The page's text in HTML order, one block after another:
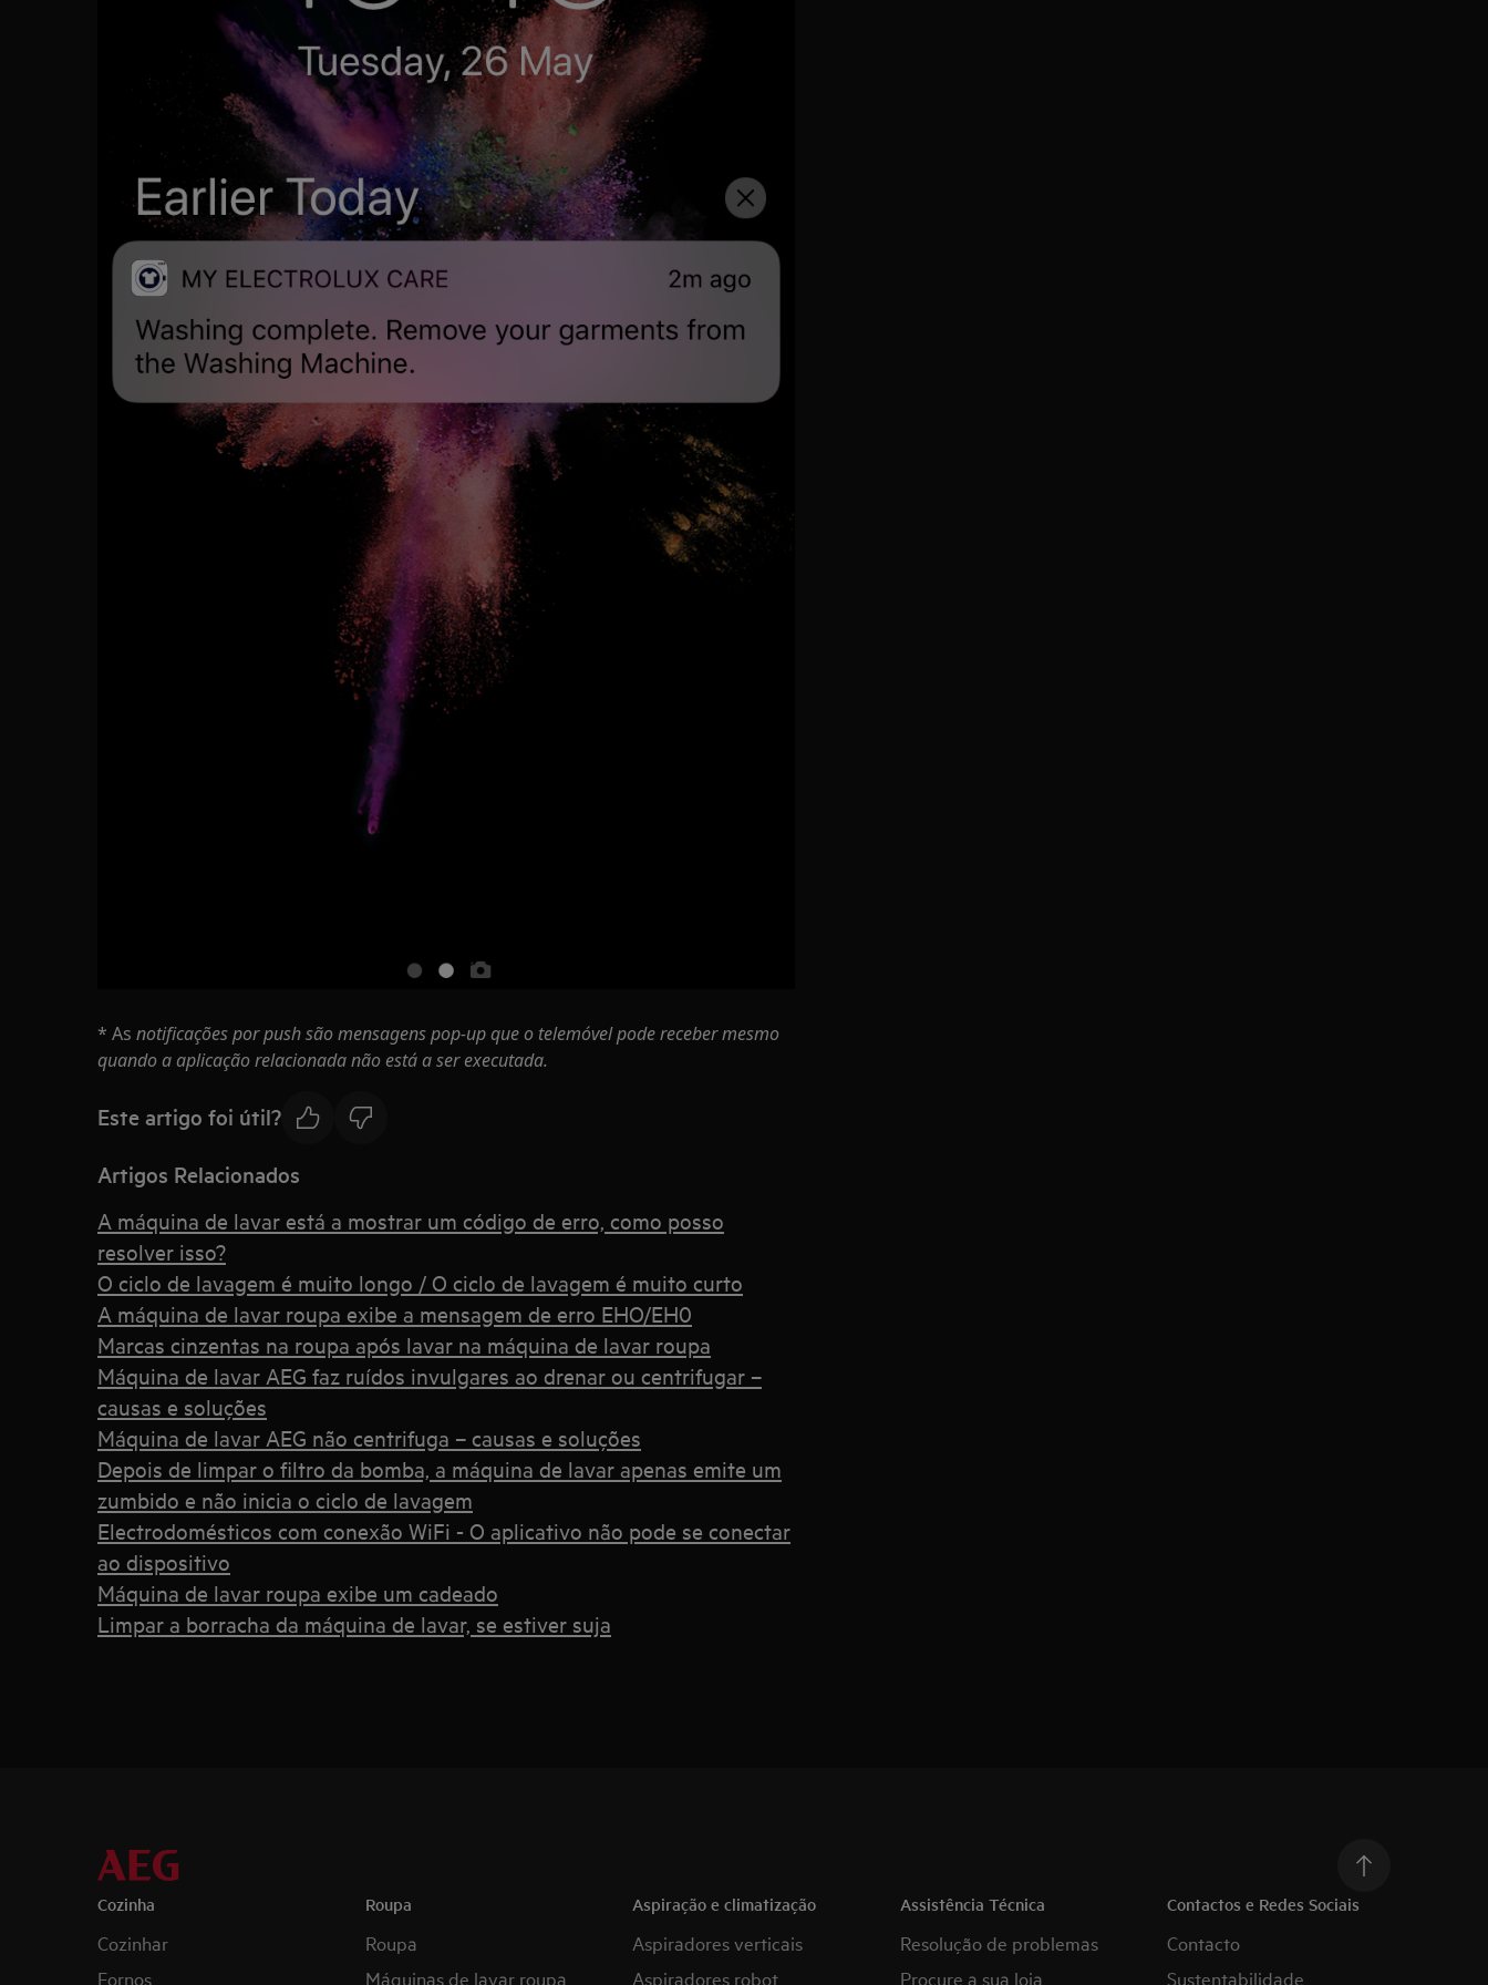
* As notificações por push são mensagens pop-up que o telemóvel pode receber mesmo
quando a aplicação relacionada não está a ser executada.
Este artigo foi útil?
Artigos Relacionados
A máquina de lavar está a mostrar um código de erro, como posso
resolver isso?
O ciclo de lavagem é muito longo / O ciclo de lavagem é muito curto
A máquina de lavar roupa exibe a mensagem de erro EHO/EH0
Marcas cinzentas na roupa após lavar na máquina de lavar roupa
Máquina de lavar AEG faz ruídos invulgares ao drenar ou centrifugar –
causas e soluções
Máquina de lavar AEG não centrifuga – causas e soluções
Depois de limpar o filtro da bomba, a máquina de lavar apenas emite um
zumbido e não inicia o ciclo de lavagem
Electrodomésticos com conexão WiFi - O aplicativo não pode se conectar
ao dispositivo
Máquina de lavar roupa exibe um cadeado
Limpar a borracha da máquina de lavar, se estiver suja
Cozinha
Cozinhar
Fornos
Roupa
Roupa
Máquinas de lavar roupa
Aspiração e climatização
Aspiradores verticais
Aspiradores robot
Assistência Técnica
Resolução de problemas
Procure a sua loja
Contactos e Redes Sociais
Contacto
Sustentabilidade